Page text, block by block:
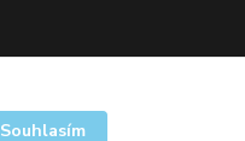
Souhlasím